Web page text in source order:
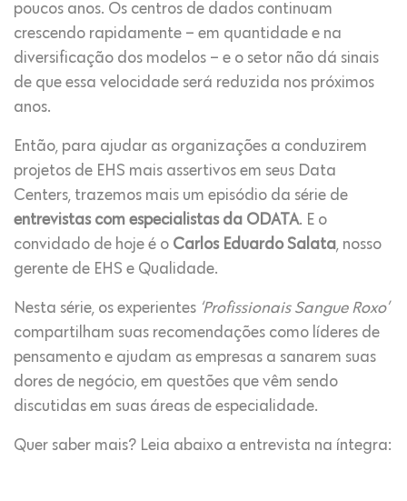
poucos anos. Os centros de dados continuam
crescendo rapidamente – em quantidade e na
diversificação dos modelos – e o setor não dá sinais
de que essa velocidade será reduzida nos próximos
anos.
Então, para ajudar as organizações a conduzirem
projetos de EHS mais assertivos em seus Data
Centers, trazemos mais um episódio da série de
entrevistas com especialistas da ODATA. E o
convidado de hoje é o Carlos Eduardo Salata, nosso
gerente de EHS e Qualidade.
Nesta série, os experientes ‘Profissionais Sangue Roxo’
compartilham suas recomendações como líderes de
pensamento e ajudam as empresas a sanarem suas
dores de negócio, em questões que vêm sendo
discutidas em suas áreas de especialidade.
Quer saber mais? Leia abaixo a entrevista na íntegra: